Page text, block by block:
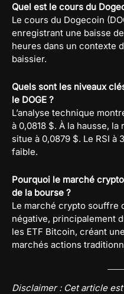
Quel est le cours du
Le cours du Dogecoin
enregistrant une baisse
heures dans un contexte
baissier.
Quels sont les niveaux
le DOGE ?
L’analyse technique
à 0,0818 $. À la hausse,
situe à 0,0879 $. Le RSI
faible.
Pourquoi le marché
de la bourse ?
Le marché crypto souffre
négative, principalement
les ETF Bitcoin, créant
marchés actions
Disclaimer : Cet article